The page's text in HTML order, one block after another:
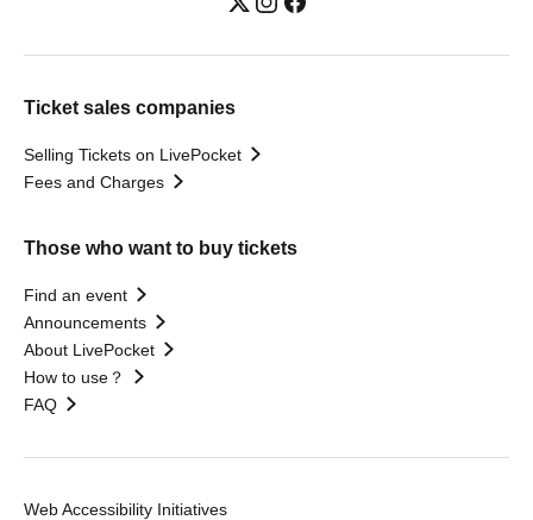
Ticket sales companies
Selling Tickets on LivePocket
Fees and Charges
Those who want to buy tickets
Find an event
Announcements
About LivePocket
How to use？
FAQ
Web Accessibility Initiatives